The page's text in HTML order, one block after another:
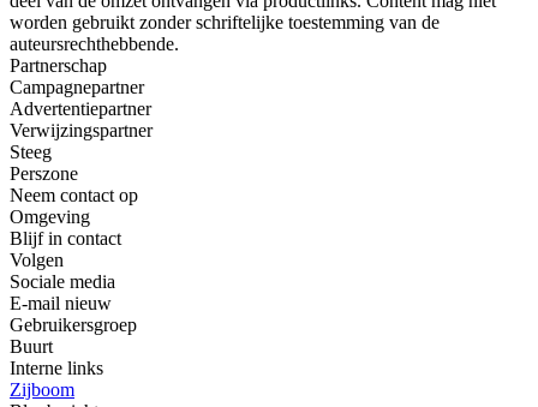
worden gebruikt zonder schriftelijke toestemming van de
auteursrechthebbende.
Partnerschap
Campagnepartner
Advertentiepartner
Verwijzingspartner
Steeg
Perszone
Neem contact op
Omgeving
Blijf in contact
Volgen
Sociale media
E-mail nieuw
Gebruikersgroep
Buurt
Interne links
Zijboom